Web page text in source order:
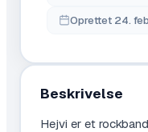
Oprettet 24.
Beskrivelse
Hejvi er et